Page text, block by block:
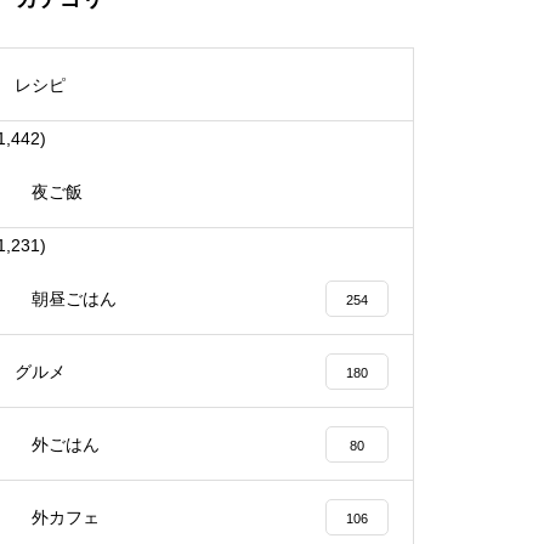
レシピ
夜ご飯
朝昼ごはん 254
グルメ 180
外ごはん 80
外カフェ 106